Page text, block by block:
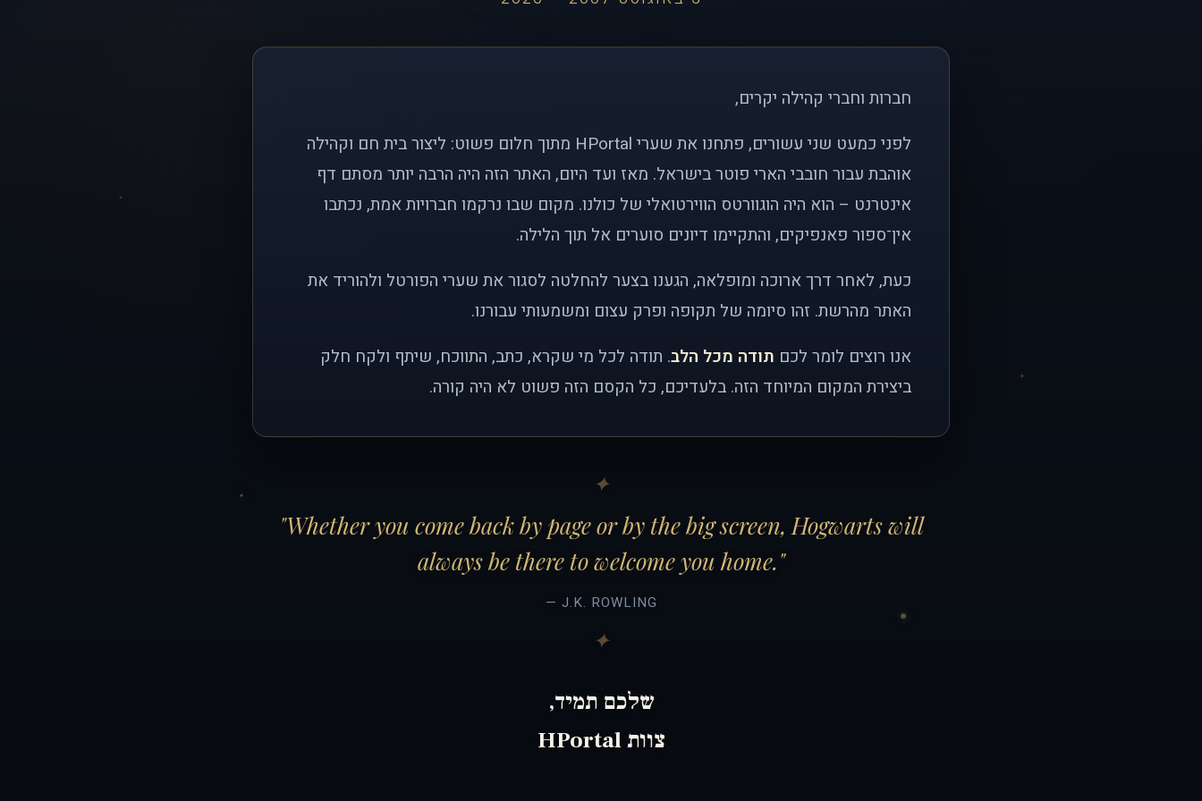
חברות וחברי קהילה יקרים,
לפני כמעט שני עשורים, פתחנו את שערי HPortal מתוך חלום פשוט: ליצור בית חם וקהילה
אוהבת עבור חובבי הארי פוטר בישראל. מאז ועד היום, האתר הזה היה הרבה יותר מסתם דף
אינטרנט – הוא היה הוגוורטס הווירטואלי של כולנו. מקום שבו נרקמו חברויות אמת, נכתבו
אין־ספור פאנפיקים, והתקיימו דיונים סוערים אל תוך הלילה.
כעת, לאחר דרך ארוכה ומופלאה, הגענו בצער להחלטה לסגור את שערי הפורטל ולהוריד את
האתר מהרשת. זהו סיומה של תקופה ופרק עצום ומשמעותי עבורנו.
אנו רוצים לומר לכם תודה מכל הלב. תודה לכל מי שקרא, כתב, התווכח, שיתף ולקח חלק
ביצירת המקום המיוחד הזה. בלעדיכם, כל הקסם הזה פשוט לא היה קורה.
"Whether you come back by page or by the big screen, Hogwarts will
always be there to welcome you home."
— J.K. ROWLING
שלכם תמיד,
צוות HPortal